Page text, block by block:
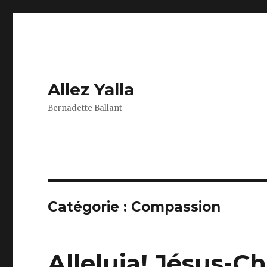
Allez Yalla
Bernadette Ballant
Catégorie : Compassion